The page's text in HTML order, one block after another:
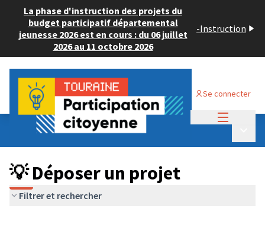
La phase d'instruction des projets du
budget participatif départemental
jeunesse 2026 est en cours : du 06 juillet
2026 au 11 octobre 2026
-Instruction
Se connecter
Budget Participatif ADULTE 2024
💡 Déposer un projet
💡 Déposer un projet
Filtrer et rechercher